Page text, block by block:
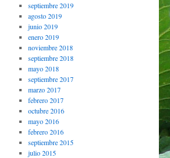
septiembre 2019
agosto 2019
junio 2019
enero 2019
noviembre 2018
septiembre 2018
mayo 2018
septiembre 2017
marzo 2017
febrero 2017
octubre 2016
mayo 2016
febrero 2016
septiembre 2015
julio 2015